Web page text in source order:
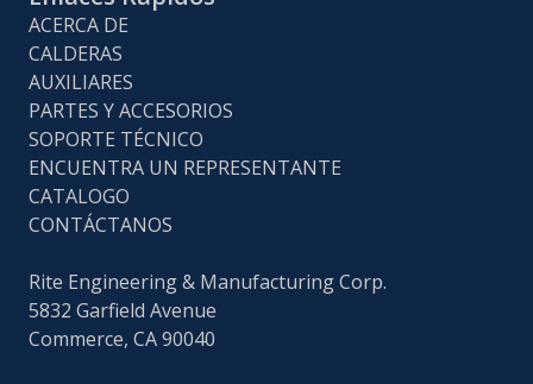
ACERCA DE
CALDERAS
AUXILIARES
PARTES Y ACCESORIOS
SOPORTE TÉCNICO
ENCUENTRA UN REPRESENTANTE
CATALOGO
CONTÁCTANOS
Rite Engineering & Manufacturing Corp.
5832 Garfield Avenue
Commerce, CA 90040